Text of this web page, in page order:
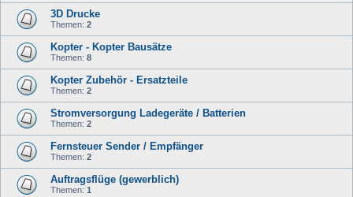
3D Drucke
Themen: 2
Kopter - Kopter Bausätze
Themen: 8
Kopter Zubehör - Ersatzteile
Themen: 2
Stromversorgung Ladegeräte / Batterien
Themen: 2
Fernsteuer Sender / Empfänger
Themen: 2
Auftragsflüge (gewerblich)
Themen: 1